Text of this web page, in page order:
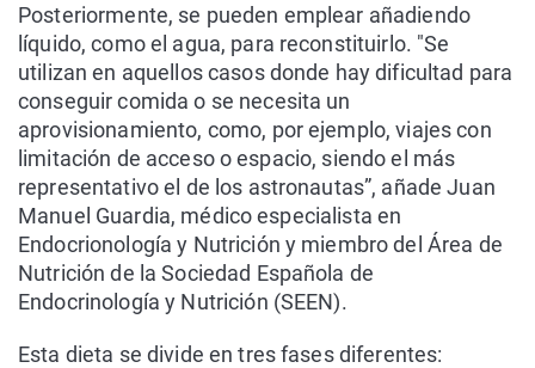
Posteriormente, se pueden emplear añadiendo
líquido, como el agua, para reconstituirlo. "Se
utilizan en aquellos casos donde hay dificultad para
conseguir comida o se necesita un
aprovisionamiento, como, por ejemplo, viajes con
limitación de acceso o espacio, siendo el más
representativo el de los astronautas”, añade Juan
Manuel Guardia, médico especialista en
Endocrionología y Nutrición y miembro del Área de
Nutrición de la Sociedad Española de
Endocrinología y Nutrición (SEEN).
Esta dieta se divide en tres fases diferentes: